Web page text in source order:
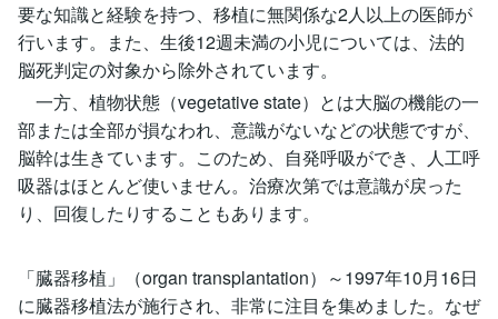
要な知識と経験を持つ、移植に無関係な2人以上の医師が
行います。また、生後12週未満の小児については、法的
脳死判定の対象から除外されています。
一方、植物状態（vegetative state）とは大脳の機能の一
部または全部が損なわれ、意識がないなどの状態ですが、
脳幹は生きています。このため、自発呼吸ができ、人工呼
吸器はほとんど使いません。治療次第では意識が戻った
り、回復したりすることもあります。
「臓器移植」（organ transplantation）～1997年10月16日
に臓器移植法が施行され、非常に注目を集めました。なぜ